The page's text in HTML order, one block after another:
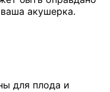
акушерка.
для плода и